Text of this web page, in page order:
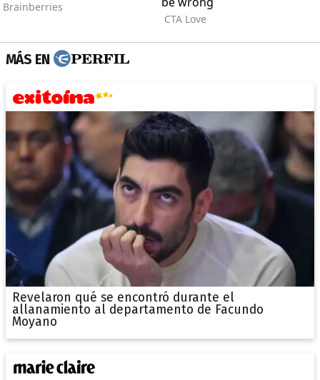
MÁS EN
Revelaron qué se encontró durante el
allanamiento al departamento de Facundo
Moyano